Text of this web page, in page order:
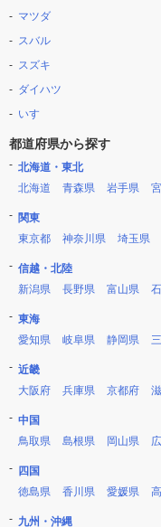
マツダ
スバル
スズキ
ダイハツ
いすゞ
都道府県から探す
北海道・東北
北海道
青森県 岩手県
関東
東京都
神奈川県 埼玉県
信越・北陸
新潟県
長野県 富山県
東海
愛知県
岐阜県 静岡県
近畿
大阪府
兵庫県 京都府
中国
鳥取県
島根県 岡山県
四国
徳島県
香川県 愛媛県
九州・沖縄